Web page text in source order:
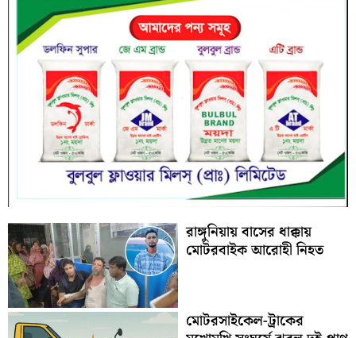
রাঙ্গুনিয়ায় বাসের ধাক্কায়
মোটরবাইক আরোহী নিহত
মোটরসাইকেল-ট্রাকের